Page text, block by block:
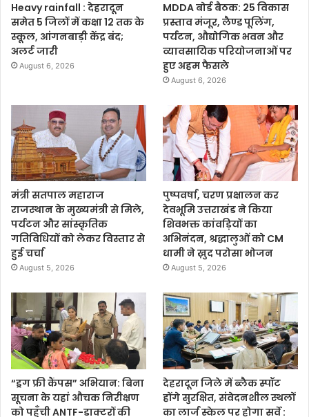
Heavy rainfall : देहरादून
समेत 5 जिलों में कक्षा 12 तक के
स्कूल, आंगनबाड़ी केंद्र बंद;
अलर्ट जारी
August 6, 2026
MDDA बोर्ड बैठक: 25 विकास
प्रस्ताव मंजूर, लैण्ड पूलिंग,
पर्यटन, औद्योगिक भवन और
व्यावसायिक परियोजनाओं पर
हुए अहम फैसले
August 6, 2026
मंत्री सतपाल महाराज
राजस्थान के मुख्यमंत्री से मिले,
पर्यटन और सांस्कृतिक
गतिविधियों को लेकर विस्तार से
हुई चर्चा
August 5, 2026
पुष्पवर्षा, चरण प्रक्षालन कर
देवभूमि उत्तराखंड ने किया
शिवभक्त कांवड़ियों का
अभिनंदन, श्रद्धालुओं को CM
धामी ने ख़ुद परोसा भोजन
August 5, 2026
“ड्रग फ्री कैंपस” अभियान: बिना
सूचना के यहां औचक निरीक्षण
को पहुँची ANTF-डाक्टरों की
देहरादून जिले में ब्लैक स्पॉट
होंगे सुरक्षित, संवेदनशील स्थलों
का लार्ज स्केल पर होगा सर्वे :